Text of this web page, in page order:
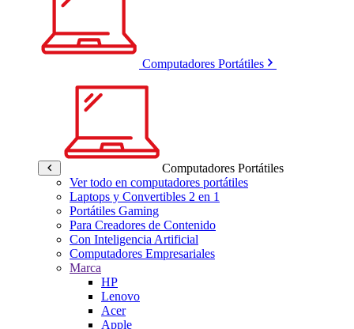
Computadores Portátiles
Computadores Portátiles
Ver todo en computadores portátiles
Laptops y Convertibles 2 en 1
Portátiles Gaming
Para Creadores de Contenido
Con Inteligencia Artificial
Computadores Empresariales
Marca
HP
Lenovo
Acer
Apple